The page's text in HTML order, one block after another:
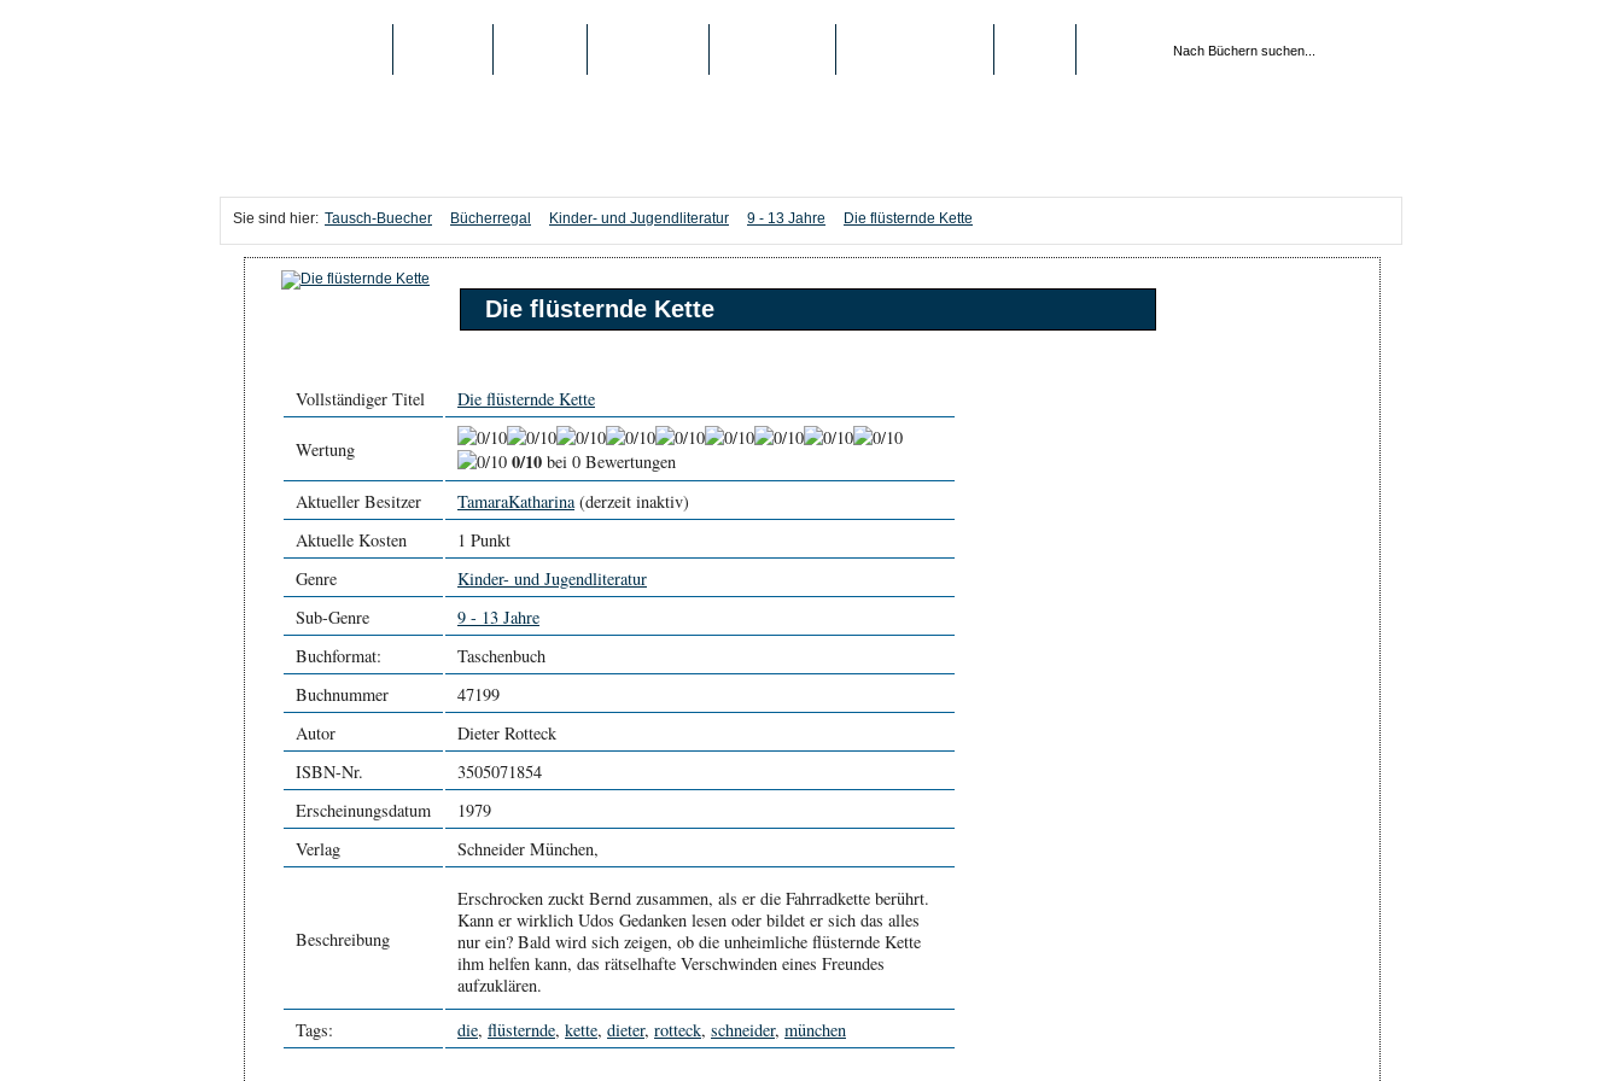
Sie sind hier: Tausch-Buecher Bücherregal Kinder- und Jugendliteratur 9 - 13 Jahre Die flüsternde Kette
Die flüsternde Kette
Vollständiger Titel Die flüsternde Kette
Wertung 0/10 bei 0 Bewertungen
Aktueller Besitzer
TamaraKatharina(derzeit inaktiv)
Aktuelle Kosten
1 Punkt
Genre
Kinder- und Jugendliteratur
Sub-Genre
9 - 13 Jahre
Buchformat:
Taschenbuch
Buchnummer
47199
Autor
Dieter Rotteck
ISBN-Nr.
3505071854
Erscheinungsdatum
1979
Verlag
Schneider München,
Beschreibung
Erschrocken zuckt Bernd zusammen, als er die Fahrradkette berührt.
Kann er wirklich Udos Gedanken lesen oder bildet er sich das alles
nur ein? Bald wird sich zeigen, ob die unheimliche flüsternde Kette
ihm helfen kann, das rätselhafte Verschwinden eines Freundes
aufzuklären.
Tags:
die, flüsternde, kette, dieter, rotteck, schneider, münchen